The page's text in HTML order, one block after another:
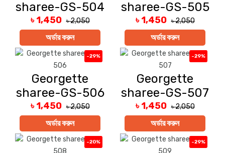
sharee-GS-504
৳ 1,450 ৳ 2,050
অর্ডার করুন
sharee-GS-505
৳ 1,450 ৳ 2,050
অর্ডার করুন
-29%
Georgette
sharee-GS-506
৳ 1,450 ৳ 2,050
অর্ডার করুন
-29%
Georgette
sharee-GS-507
৳ 1,450 ৳ 2,050
অর্ডার করুন
-20% -29%